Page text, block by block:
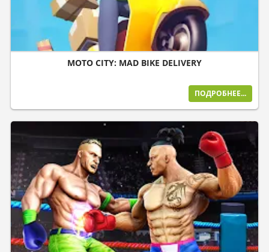
MOTO CITY: MAD BIKE DELIVERY
ПОДРОБНЕЕ...